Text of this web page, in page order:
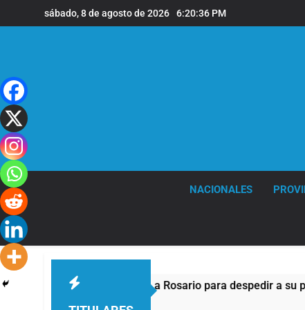
al
sábado, 8 de agosto de 2026 6:20:37 PM
NACIONALES
Lionel Messi llegará a Rosario para despedir a su padre